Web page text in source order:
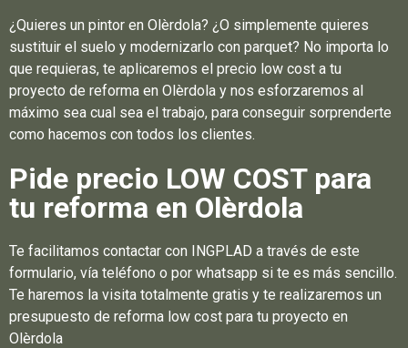
¿Quieres un pintor en Olèrdola? ¿O simplemente quieres
sustituir el suelo y modernizarlo con parquet? No importa lo
que requieras, te aplicaremos el precio low cost a tu
proyecto de reforma en Olèrdola y nos esforzaremos al
máximo sea cual sea el trabajo, para conseguir sorprenderte
como hacemos con todos los clientes.
Pide precio LOW COST para
tu reforma en Olèrdola
Te facilitamos contactar con INGPLAD a través de este
formulario, vía teléfono o por whatsapp si te es más sencillo.
Te haremos la visita totalmente gratis y te realizaremos un
presupuesto de reforma low cost para tu proyecto en
Olèrdola